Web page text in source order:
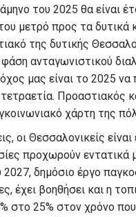
του 2025 θα είναι
μετρό προς τα δυτικά
της δυτικής
ανταγωνιστικού
μας είναι το 2025 να
Προαστιακός
χάρτη της
οι Θεσσαλονικείς
προχωρούν εντατικά
δημόσιο έργο
έχει βοηθήσει και η
στο 25% στον χρόνο